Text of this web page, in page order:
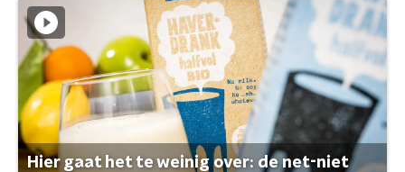
Hier gaat het te weinig over: de net-niet